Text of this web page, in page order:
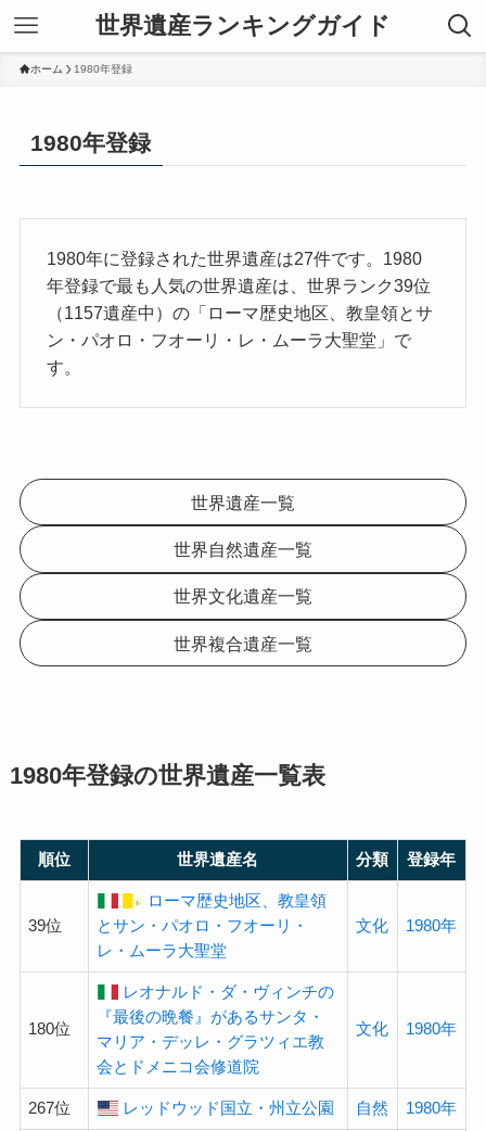
世界遺産ランキングガイド
ホーム 1980年登録
1980年登録
1980年に登録された世界遺産は27件です。1980
年登録で最も人気の世界遺産は、世界ランク39位
（1157遺産中）の「ローマ歴史地区、教皇領とサ
ン・パオロ・フオーリ・レ・ムーラ大聖堂」で
す。
世界遺産一覧
世界自然遺産一覧
世界文化遺産一覧
世界複合遺産一覧
1980年登録の世界遺産一覧表
順位 世界遺産名 分類 登録年
39位
ローマ歴史地区、教皇領
とサン・パオロ・フオーリ・
レ・ムーラ大聖堂
文化 1980年
180位
レオナルド・ダ・ヴィンチの
『最後の晩餐』があるサンタ・
マリア・デッレ・グラツィエ教
会とドメニコ会修道院
文化 1980年
267位 レッドウッド国立・州立公園 自然 1980年